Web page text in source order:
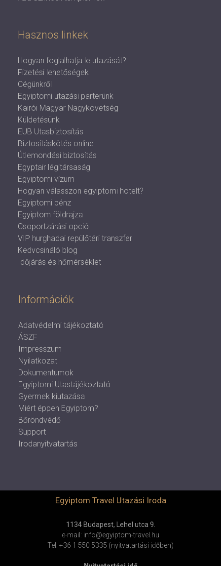
Hasznos linkek
Hogyan foglalhatja le utazását?
Fizetési lehetőségek
Cégünkről
Egyiptomi utazási parterünk
Kairói Magyar Nagykövetség
Küldetésünk
EUB Utasbiztosítás
Biztosításkötés online
Útlemondási biztosítás
Egyptair légitársaság
Egyiptomi vízum
Hogyan válasszon egyiptomi hotelt?
Egyiptomi pénz
Egyiptom földrajza
Csoportzárási opció
VIP hurghadai repülőtéri transzfer
Kedvcsináló blog
Időjárás és hőmérséklet
Információk
Adatvédelmi tájékoztató
ÁSZF
Impresszum
Nyilatkozat
Dokumentumok
Egyiptomi Utastájékoztató
Gyermek kiutazása
Miért éppen Egyiptom?
Bőröndvédő
Support
Irodanyitvatartás
Egyiptom Travel Utazási Iroda
1134 Budapest, Lehel utca 9.
e-mail: info@egyiptom-travel.hu
Tel: +36 1 550 5335 (nyitvatartási időben)